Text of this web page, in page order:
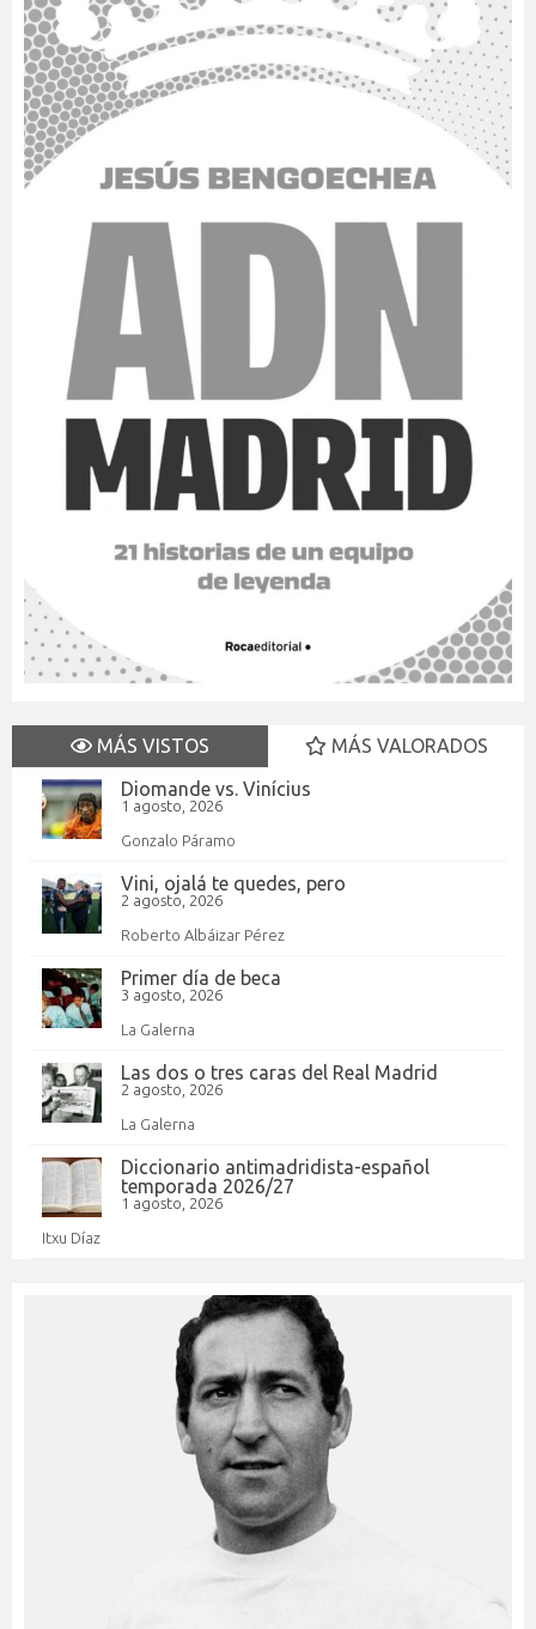
MÁS VISTOS
MÁS VALORADOS
Diomande vs. Vinícius
1 agosto, 2026
Gonzalo Páramo
Vini, ojalá te quedes, pero
2 agosto, 2026
Roberto Albáizar Pérez
Primer día de beca
3 agosto, 2026
La Galerna
Las dos o tres caras del Real Madrid
2 agosto, 2026
La Galerna
Diccionario antimadridista-español
temporada 2026/27
1 agosto, 2026
Itxu Díaz